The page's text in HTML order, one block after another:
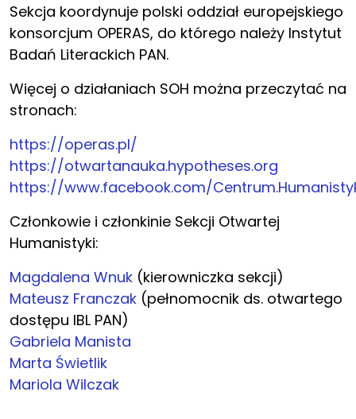
Sekcja koordynuje polski oddział europejskiego
konsorcjum OPERAS, do którego należy Instytut
Badań Literackich PAN.
Więcej o działaniach SOH można przeczytać na
stronach:
https://operas.pl/
https://otwartanauka.hypotheses.org
https://www.facebook.com/
Członkowie i członkinie Sekcji Otwartej
Humanistyki:
Magdalena Wnuk (kierowniczka sekcji)
Mateusz Franczak (pełnomocnik ds. otwartego
dostępu IBL PAN)
Gabriela Manista
Marta Świetlik
Mariola Wilczak